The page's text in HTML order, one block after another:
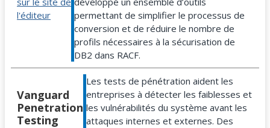
l'éditeur
permettant de simplifier le processus de
conversion et de réduire le nombre de
profils nécessaires à la sécurisation de
DB2 dans RACF.
Vanguard
Penetration
Testing
Les tests de pénétration aident les
entreprises à détecter les faiblesses et
les vulnérabilités du système avant les
attaques internes et externes. Des